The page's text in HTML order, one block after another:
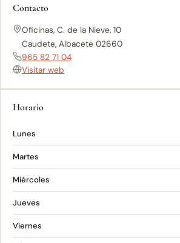
Contacto
Oficinas, C. de la Nieve, 10
Caudete, Albacete 02660
965 82 71 04
Visitar web
Horario
Lunes
Martes
Miércoles
Jueves
Viernes